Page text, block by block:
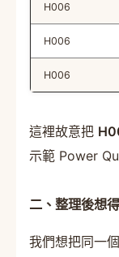
H006
H006
H006
這裡故意把
示範 Power
二、整理後想
我們想把同一